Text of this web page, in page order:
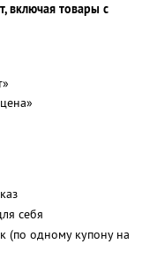
включая товары с
себя
(по одному купону на